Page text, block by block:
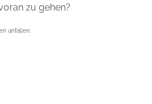
zu gehen?
anfallen.